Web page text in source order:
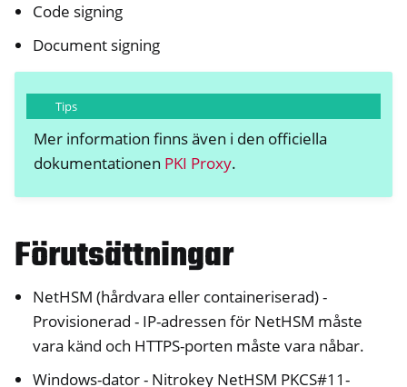
Code signing
Document signing
Tips
Mer information finns även i den officiella
dokumentationen PKI Proxy.
Förutsättningar
NetHSM (hårdvara eller containeriserad) -
Provisionerad - IP-adressen för NetHSM måste
vara känd och HTTPS-porten måste vara nåbar.
Windows-dator - Nitrokey NetHSM PKCS#11-